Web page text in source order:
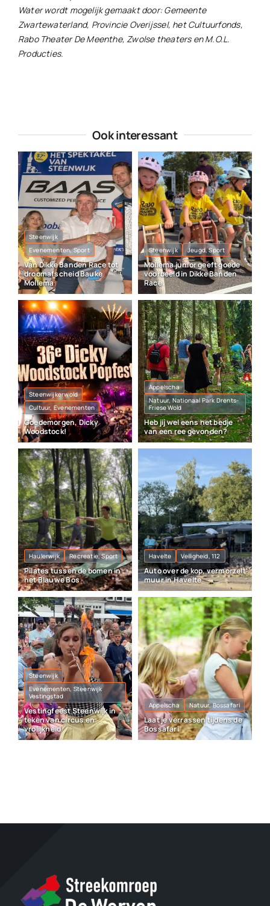
Water wordt mogelijk gemaakt door: Gemeente
Zwartewaterland, Provincie Overijssel, het Cultuurfonds,
Rabo Theater De Meenthe, Zwolse theaters en M.O.L.
Producties.
Ook interessant
Steenwijk
Evenementen, Sport
Van Dikke Banden Race tot
droomafscheid Bauke
Mollema
Steenwijk Jeugd, Sport
Mollema junior geeft goede
voorbeeld in Dikke Banden
Race
Steenwijkerwold
Cultuur, Evenementen
Goedemorgen, Dicky
Woodstock!
Appelscha
Natuur, Nationaal Park Drents-
Friese Wold
Heb jij wel eens het bedje
van een ree gevonden?
Haulerwijk Recreatie, Sport
Pilates tussen de bomen in
het Blauwe Bos
Havelte Veiligheid, 112
Auto over de kop, vermorzelt
muur in Havelte
Steenwijk
Evenementen, Steenwijk
Vestingstad
Vestingfeest Steenwijk in
teken van circus en
vrolijkheid
Appelscha Natuur, Bossafari
Laat je verrassen tijdens de
Bossafari